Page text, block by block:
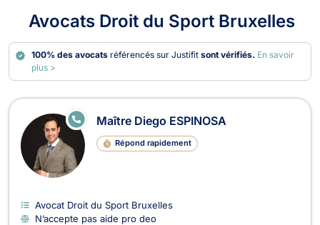
Avocats Droit du Sport Bruxelles
100% des avocats référencés sur Justifitsont vérifiés. En savoir
plus >
Avocats en Droit du Sport à
Maître Diego ESPINOSA
Répond rapidement
E
N
N
E
Avocat Droit du Sport Bruxelles
N’accepte pas aide pro deo